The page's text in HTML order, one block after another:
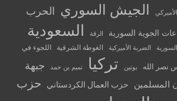
الجيش السوري الحرب
الجوية السورية الرقة السعودية
الضربة الأميركية الغوطة الشرقية اللجوء في
نصر الله بوتين تركيا تميم بن حمد
جبهة
المسلمين حزب العمال الكردستاني
حزب